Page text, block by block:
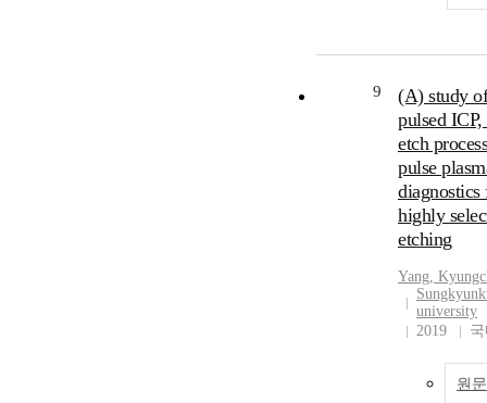
9
(A) study of
pulsed
etch
pulse
diagnostics
highly
etching
Yang,
university
2019
원